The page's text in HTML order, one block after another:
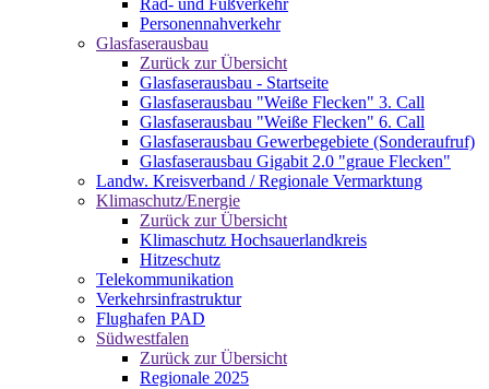
Rad- und Fußverkehr
Personennahverkehr
Glasfaserausbau
Zurück zur Übersicht
Glasfaserausbau - Startseite
Glasfaserausbau "Weiße Flecken" 3. Call
Glasfaserausbau "Weiße Flecken" 6. Call
Glasfaserausbau Gewerbegebiete (Sonderaufruf)
Glasfaserausbau Gigabit 2.0 "graue Flecken"
Landw. Kreisverband / Regionale Vermarktung
Klimaschutz/Energie
Zurück zur Übersicht
Klimaschutz Hochsauerlandkreis
Hitzeschutz
Telekommunikation
Verkehrsinfrastruktur
Flughafen PAD
Südwestfalen
Zurück zur Übersicht
Regionale 2025